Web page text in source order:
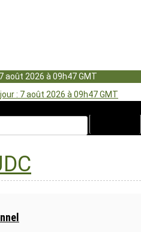
: 7 août 2026 à 09h47 GMT
août 2026 à 09h47 GMT